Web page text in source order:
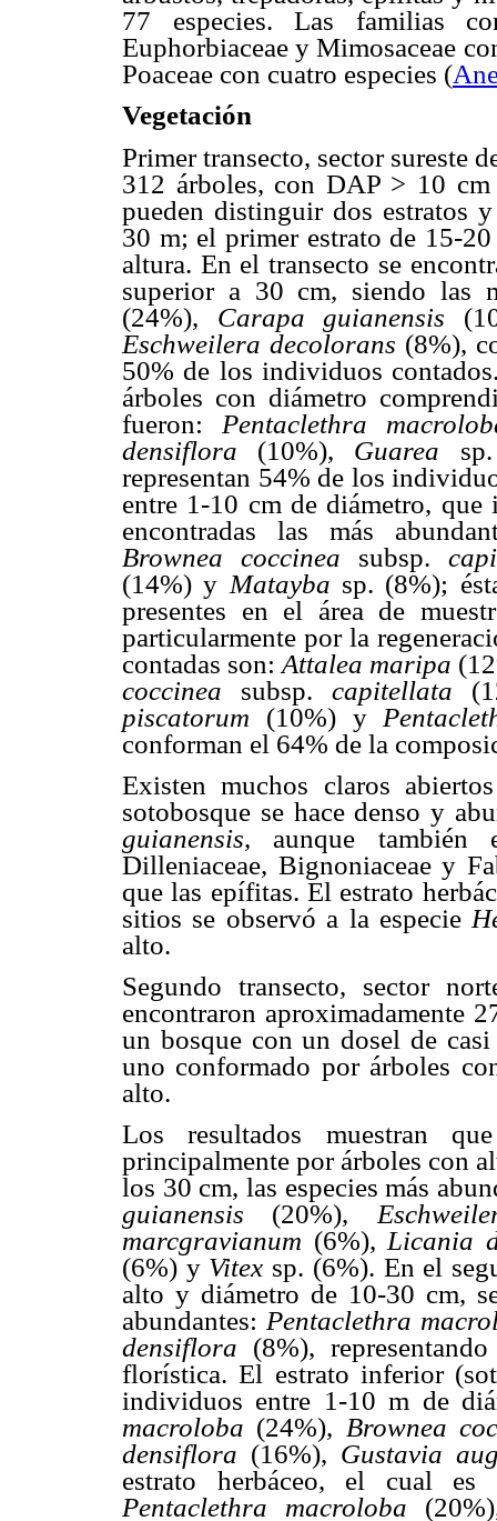
77 especies. Las familias
Euphorbiaceae y Mimosaceae
Poaceae con cuatro especies (
Vegetación
Primer transecto, sector sureste
312 árboles, con DAP > 10
pueden distinguir dos estratos
30 m; el primer estrato de 15-
altura. En el transecto se
superior a 30 cm, siendo las
(24%), Carapa guianensis
Eschweilera decolorans (8%),
50% de los individuos
árboles con diámetro
fueron: Pentaclethra
densiflora (10%), Guarea
representan 54% de los
entre 1-10 cm de diámetro, que
encontradas las más
Brownea coccinea subsp.
(14%) y Matayba sp. (8%);
presentes en el área de
particularmente por la
contadas son: Attalea maripa
coccinea subsp.capitellata
piscatorum (10%) y
conforman el 64% de la
Existen muchos claros
sotobosque se hace denso y
guianensis, aunque también
Dilleniaceae, Bignoniaceae y
que las epífitas. El estrato
sitios se observó a la especie
alto.
Segundo transecto, sector
encontraron aproximadamente
un bosque con un dosel de
uno conformado por árboles
alto.
Los resultados muestran
principalmente por árboles con
los 30 cm,las especies más
guianensis (20%),
marcgravianum (6%), Licania
(6%) y Vitex sp. (6%). En el
alto y diámetro de 10-30 cm,
abundantes: Pentaclethra
densiflora (8%),
florística. El estrato inferior
individuos entre 1-10 m de
macroloba (24%), Brownea
densiflora (16%), Gustavia
estrato herbáceo, el cual es
Pentaclethra macroloba